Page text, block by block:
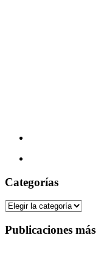
Categorías
Categorías
Publicaciones más